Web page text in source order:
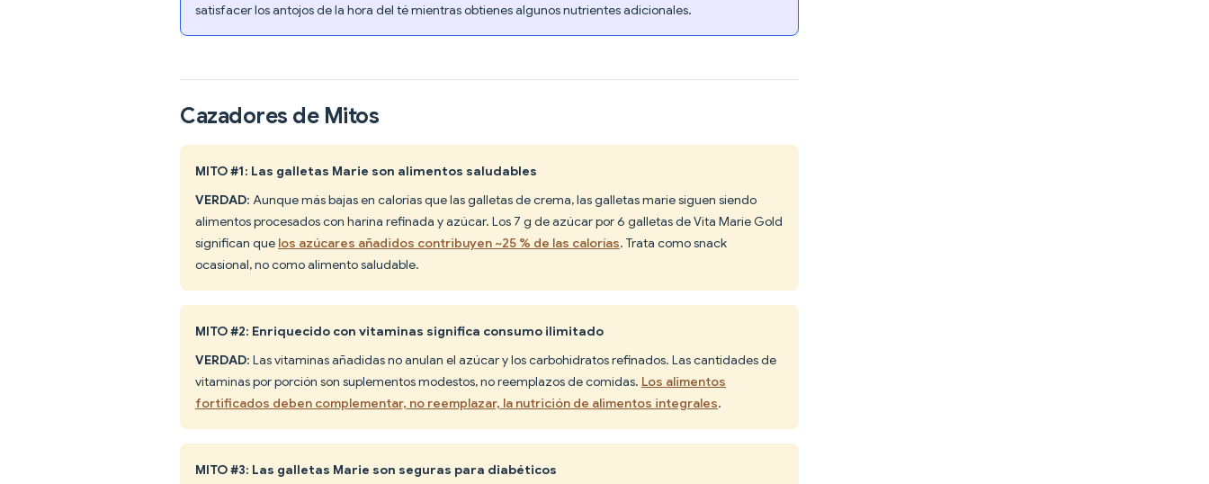
satisfacer los antojos de la hora del té mientras obtienes algunos nutrientes adicionales.
Cazadores de Mitos
MITO #1: Las galletas Marie son alimentos saludables
VERDAD: Aunque más bajas en calorías que las galletas de crema, las galletas marie siguen siendo
alimentos procesados con harina refinada y azúcar. Los 7 g de azúcar por 6 galletas de Vita Marie Gold
significan que los azúcares añadidos contribuyen ~25 % de las calorías. Trata como snack
ocasional, no como alimento saludable.
MITO #2: Enriquecido con vitaminas significa consumo ilimitado
VERDAD: Las vitaminas añadidas no anulan el azúcar y los carbohidratos refinados. Las cantidades de
vitaminas por porción son suplementos modestos, no reemplazos de comidas. Los alimentos
fortificados deben complementar, no reemplazar, la nutrición de alimentos integrales.
MITO #3: Las galletas Marie son seguras para diabéticos